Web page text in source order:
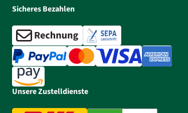
Sicheres Bezahlen
Unsere Zustelldienste